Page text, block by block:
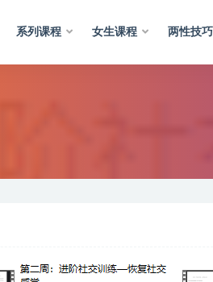
系列课程 女生课程 两性技巧